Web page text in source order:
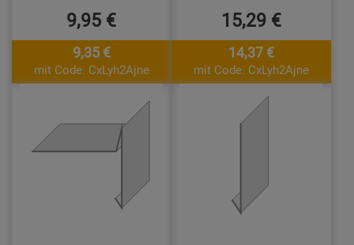
9,95 €
9,35 €
mit Code: CxLyh2Ajne
15,29 €
14,37 €
mit Code: CxLyh2Ajne